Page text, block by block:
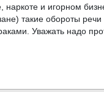
и игорном
такие обороты речи
Уважать надо